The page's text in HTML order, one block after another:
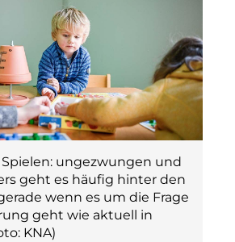
ungezwungen und
geht es häufig hinter den
wenn es um die Frage
geht wie aktuell in
KNA)